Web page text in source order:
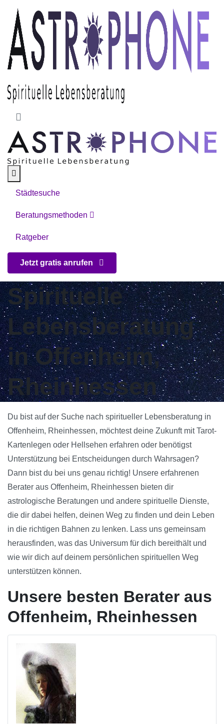
Skip to main content
Städtesuche
Beratungsmethoden
Ratgeber
Jetzt gratis anrufen
Spirituelle
Lebensberatung
in Offenheim,
Rheinhessen
Du bist auf der Suche nach spiritueller Lebensberatung in
Offenheim, Rheinhessen, möchtest deine Zukunft mit Tarot-
Kartenlegen oder Hellsehen erfahren oder benötigst
Unterstützung bei Entscheidungen durch Wahrsagen?
Dann bist du bei uns genau richtig! Unsere erfahrenen
Berater aus Offenheim, Rheinhessen bieten dir
astrologische Beratungen und andere spirituelle Dienste,
die dir dabei helfen, deinen Weg zu finden und dein Leben
in die richtigen Bahnen zu lenken. Lass uns gemeinsam
herausfinden, was das Universum für dich bereithält und
wie wir dich auf deinem persönlichen spirituellen Weg
unterstützen können.
Unsere besten Berater aus
Offenheim, Rheinhessen